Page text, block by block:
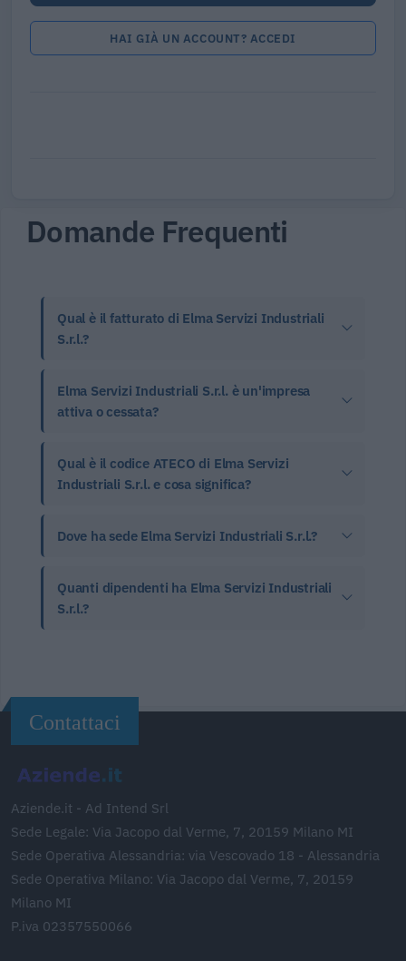
HAI GIÀ UN ACCOUNT? ACCEDI
Domande Frequenti
Qual è il fatturato di Elma Servizi Industriali
S.r.l.?
Elma Servizi Industriali S.r.l. è un'impresa
attiva o cessata?
Qual è il codice ATECO di Elma Servizi
Industriali S.r.l. e cosa significa?
Dove ha sede Elma Servizi Industriali S.r.l.?
Quanti dipendenti ha Elma Servizi Industriali
S.r.l.?
Contattaci
Aziende.it - Ad Intend Srl
Sede Legale: Via Jacopo dal Verme, 7, 20159 Milano MI
Sede Operativa Alessandria: via Vescovado 18 - Alessandria
Sede Operativa Milano: Via Jacopo dal Verme, 7, 20159
Milano MI
P.iva 02357550066